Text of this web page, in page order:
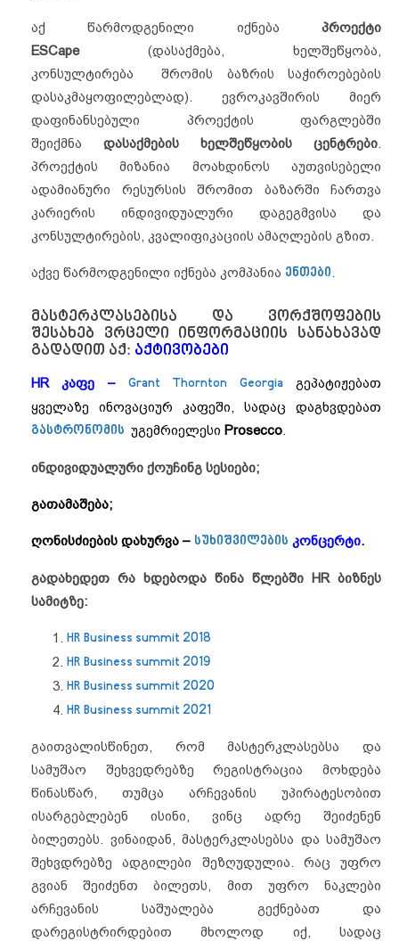
აქ წარმოდგენილი იქნება პროექტი
ESCape
(დასაქმება, ხელშეწყობა,
კონსულტირება შრომის ბაზრის საჭიროებების
დასაკმაყოფილებლად). ევროკავშირის მიერ
დაფინანსებული პროექტის ფარგლებში
შეიქმნა დასაქმების ხელშეწყობის ცენტრები.
პროექტის მიზანია მოახდინოს აუთვისებელი
ადამიანური რესურსის შრომით ბაზარში ჩართვა
კარიერის ინდივიდუალური დაგეგმვისა და
კონსულტირების, კვალიფიკაციის ამაღლების გზით.
აქვე წარმოდგენილი იქნება კომპანია ენთები.
მასტერკლასებისა და ვორქშოფების
შესახებ ვრცელი ინფორმაციის სანახავად
გადადით აქ: აქტივობები
HR კაფე – Grant Thornton Georgia
გეპატიჟებათ
ყველაზე ინოვაციურ კაფეში, სადაც დაგხვდებათ
გასტრონომის უგემრიელესი Prosecco.
ინდივიდუალური ქოუჩინგ სესიები;
გათამაშება;
ღონისძიების დახურვა – სუხიშვილების კონცერტი.
გადახედეთ რა ხდებოდა წინა წლებში HR ბიზნეს
სამიტზე:
HR Business summit 2018
HR Business summit 2019
HR Business summit 2020
HR Business summit 2021
გაითვალისწინეთ, რომ მასტერკლასებსა და
სამუშაო შეხვედრებზე რეგისტრაცია მოხდება
წინასწარ, თუმცა არჩევანის უპირატესობით
ისარგებლებენ ისინი, ვინც ადრე შეიძენენ
ბილეთებს. ვინაიდან, მასტერკლასებსა და სამუშაო
შეხვდრებზე ადგილები შეზღუდულია. რაც უფრო
გვიან შეიძენთ ბილეთს, მით უფრო ნაკლები
არჩევანის საშუალება გექნებათ და
დარეგისტრირდებით მხოლოდ იქ, სადაც